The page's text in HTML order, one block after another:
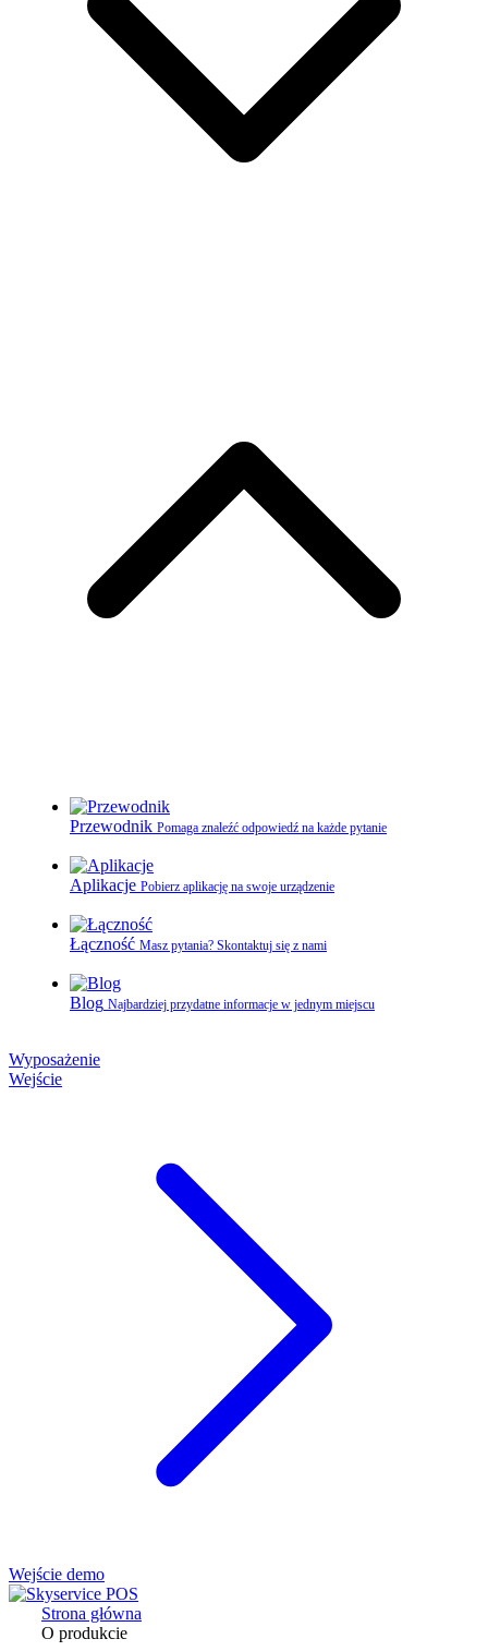
Przewodnik Pomaga znaleźć odpowiedź na każde pytanie
Aplikacje Pobierz aplikację na swoje urządzenie
Łączność Masz pytania? Skontaktuj się z nami
Blog Najbardziej przydatne informacje w jednym miejscu
Wyposażenie
Wejście
Wejście demo
Strona główna
O produkcie